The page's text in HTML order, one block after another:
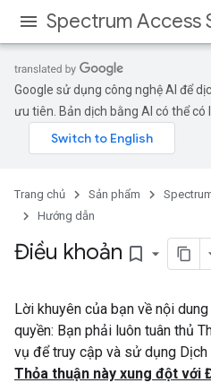
Spectrum Access
Google sử dụng công nghệ AI để
ưu tiên. Bản dịch bằng AI có thể có
Trang chủ Sản phẩm
Hướng dẫn
Điều khoản bookmark_border
Lời khuyên của bạn về nội
quyền: Bạn phải luôn tuân thủ
vụ để truy cập và sử dụng Dịch
Thỏa thuận này xung đột với